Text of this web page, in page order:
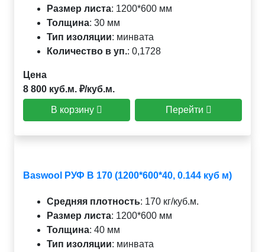
Размер листа: 1200*600 мм
Толщина: 30 мм
Тип изоляции: минвата
Количество в уп.: 0,1728
Цена
8 800 куб.м. ₽/куб.м.
В корзину Перейти
Baswool РУФ В 170 (1200*600*40, 0.144 куб м)
Средняя плотность: 170 кг/куб.м.
Размер листа: 1200*600 мм
Толщина: 40 мм
Тип изоляции: минвата